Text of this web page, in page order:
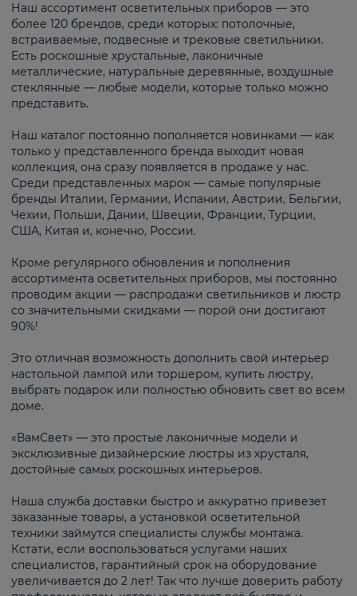
Наш ассортимент осветительных приборов — это
более 120 брендов, среди которых: потолочные,
встраиваемые, подвесные и трековые светильники.
Есть роскошные хрустальные, лаконичные
металлические, натуральные деревянные, воздушные
стеклянные — любые модели, которые только можно
представить.
Наш каталог постоянно пополняется новинками — как
только у представленного бренда выходит новая
коллекция, она сразу появляется в продаже у нас.
Среди представленных марок — самые популярные
бренды Италии, Германии, Испании, Австрии, Бельгии,
Чехии, Польши, Дании, Швеции, Франции, Турции,
США, Китая и, конечно, России.
Кроме регулярного обновления и пополнения
ассортимента осветительных приборов, мы постоянно
проводим акции — распродажи светильников и люстр
со значительными скидками — порой они достигают
90%!
Это отличная возможность дополнить свой интерьер
настольной лампой или торшером, купить люстру,
выбрать подарок или полностью обновить свет во всем
доме.
«ВамСвет» — это простые лаконичные модели и
эксклюзивные дизайнерские люстры из хрусталя,
достойные самых роскошных интерьеров.
Наша служба доставки быстро и аккуратно привезет
заказанные товары, а установкой осветительной
техники займутся специалисты службы монтажа.
Кстати, если воспользоваться услугами наших
специалистов, гарантийный срок на оборудование
увеличивается до 2 лет! Так что лучше доверить работу